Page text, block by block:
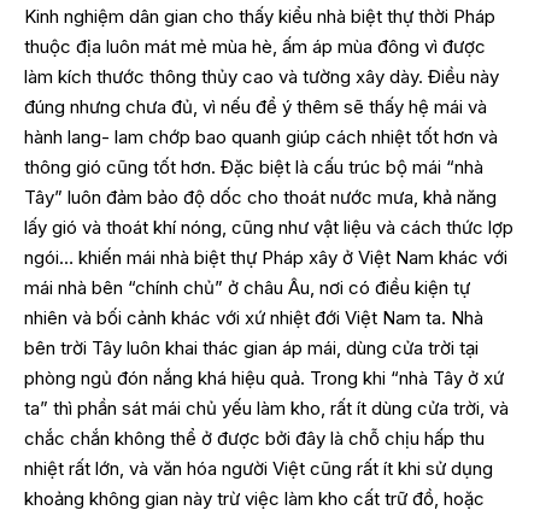
Kinh nghiệm dân gian cho thấy kiểu nhà biệt thự thời Pháp
thuộc địa luôn mát mẻ mùa hè, ấm áp mùa đông vì được
làm kích thước thông thủy cao và tường xây dày. Điều này
đúng nhưng chưa đủ, vì nếu để ý thêm sẽ thấy hệ mái và
hành lang- lam chớp bao quanh giúp cách nhiệt tốt hơn và
thông gió cũng tốt hơn. Đặc biệt là cấu trúc bộ mái “nhà
Tây” luôn đảm bảo độ dốc cho thoát nước mưa, khả năng
lấy gió và thoát khí nóng, cũng như vật liệu và cách thức lợp
ngói… khiến mái nhà biệt thự Pháp xây ở Việt Nam khác với
mái nhà bên “chính chủ” ở châu Âu, nơi có điều kiện tự
nhiên và bối cảnh khác với xứ nhiệt đới Việt Nam ta. Nhà
bên trời Tây luôn khai thác gian áp mái, dùng cửa trời tại
phòng ngủ đón nắng khá hiệu quả. Trong khi “nhà Tây ở xứ
ta” thì phần sát mái chủ yếu làm kho, rất ít dùng cửa trời, và
chắc chắn không thể ở được bởi đây là chỗ chịu hấp thu
nhiệt rất lớn, và văn hóa người Việt cũng rất ít khi sử dụng
khoảng không gian này trừ việc làm kho cất trữ đồ, hoặc